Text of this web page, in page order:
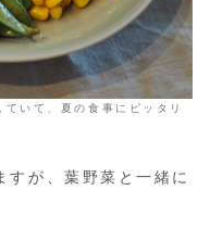
いて、夏の食事にピッタリ
すが、葉野菜と一緒に